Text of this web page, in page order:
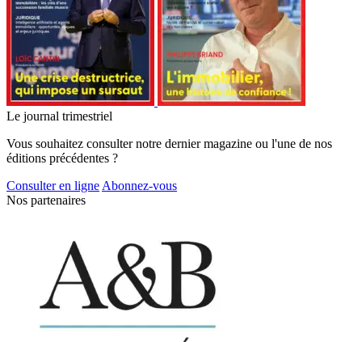
Le journal trimestriel
Vous souhaitez consulter notre dernier magazine ou l'une de nos
éditions précédentes ?
Consulter en ligne Abonnez-vous
Nos partenaires